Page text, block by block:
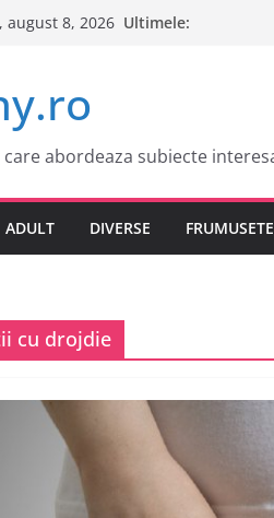
august 8, 2026 Ultimele:
care abordeaza subiecte
ADULT DIVERSE FRUMUSETE
cu drojdie